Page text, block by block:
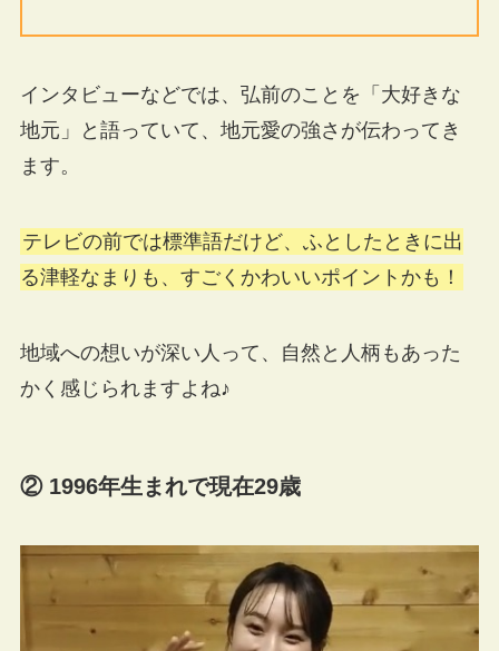
インタビューなどでは、弘前のことを「大好きな
地元」と語っていて、地元愛の強さが伝わってき
ます。
テレビの前では標準語だけど、ふとしたときに出
る津軽なまりも、すごくかわいいポイントかも！
地域への想いが深い人って、自然と人柄もあった
かく感じられますよね♪
② 1996年生まれで現在29歳